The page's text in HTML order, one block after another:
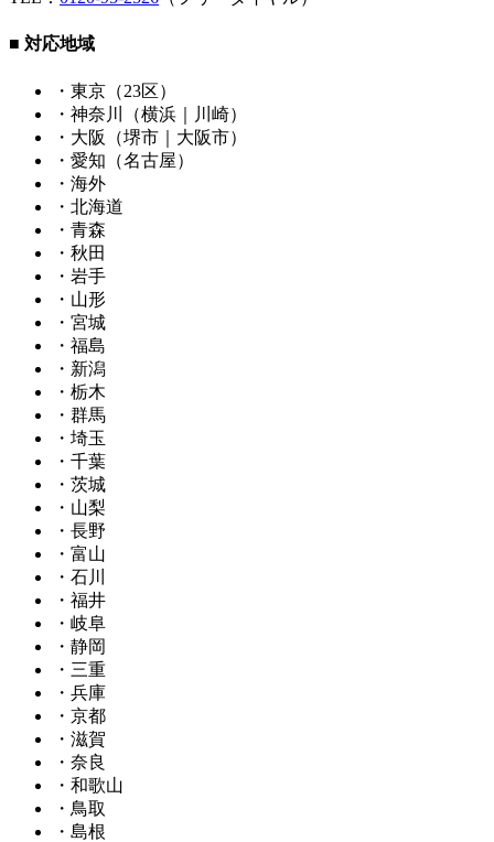
■ 対応地域
・東京（23区）
・神奈川（横浜｜川崎）
・大阪（堺市｜大阪市）
・愛知（名古屋）
・海外
・北海道
・青森
・秋田
・岩手
・山形
・宮城
・福島
・新潟
・栃木
・群馬
・埼玉
・千葉
・茨城
・山梨
・長野
・富山
・石川
・福井
・岐阜
・静岡
・三重
・兵庫
・京都
・滋賀
・奈良
・和歌山
・鳥取
・島根